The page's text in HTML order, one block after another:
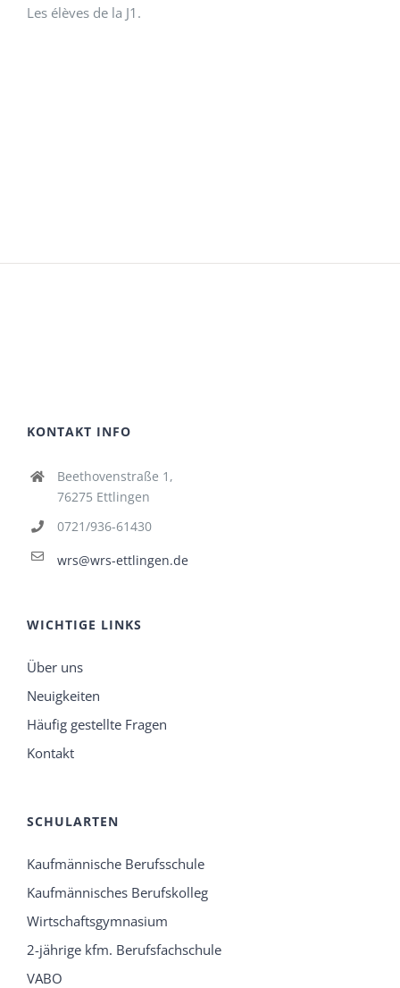
Les élèves de la J1.
KONTAKT INFO
Beethovenstraße 1,
76275 Ettlingen
0721/936-61430
wrs@wrs-ettlingen.de
WICHTIGE LINKS
Über uns
Neuigkeiten
Häufig gestellte Fragen
Kontakt
SCHULARTEN
Kaufmännische Berufsschule
Kaufmännisches Berufskolleg
Wirtschaftsgymnasium
2-jährige kfm. Berufsfachschule
VABO